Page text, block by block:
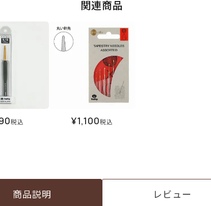
関連商品
税込 ¥1,100税込
商品説明 レビュー